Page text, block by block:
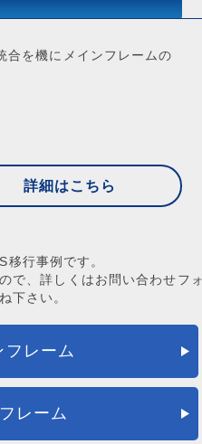
合を機にメインフレームの
詳細はこちら
移行事例です。
で、詳しくはお問い合わせフ
下さい。
レーム
レーム